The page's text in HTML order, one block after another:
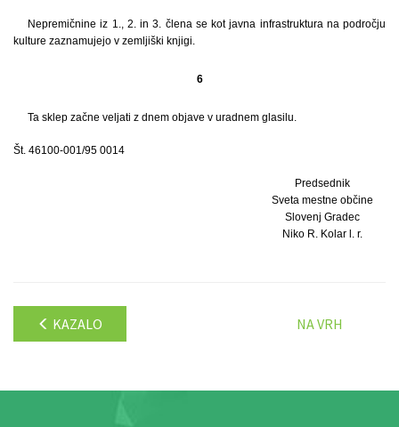
Nepremičnine iz 1., 2. in 3. člena se kot javna infrastruktura na področju
kulture zaznamujejo v zemljiški knjigi.
6
Ta sklep začne veljati z dnem objave v uradnem glasilu.
Št. 46100-001/95 0014
Predsednik
Sveta mestne občine
Slovenj Gradec
Niko R. Kolar l. r.
KAZALO NA VRH